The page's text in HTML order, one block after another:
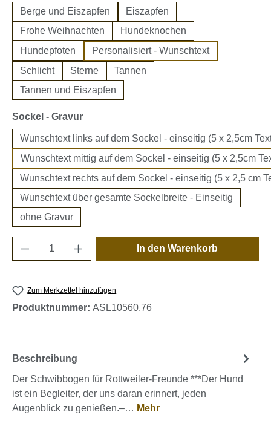
Berge und Eiszapfen
Eiszapfen
Frohe Weihnachten
Hundeknochen
Hundepfoten
Personalisiert - Wunschtext
Schlicht
Sterne
Tannen
Tannen und Eiszapfen
Sockel - Gravurauswählen
Wunschtext links auf dem Sockel - einseitig (5 x 2,5cm
Wunschtext mittig auf dem Sockel - einseitig (5 x 2,5cm
Wunschtext rechts auf dem Sockel - einseitig (5 x 2,5 cm
Wunschtext über gesamte Sockelbreite - Einseitig
ohne Gravur
Produkt Anzahl: Gib den gewünschten
In den Warenkorb
Zum Merkzettel hinzufügen
Produktnummer: ASL10560.76
Beschreibung
Der Schwibbogen für Rottweiler-Freunde ***Der Hund
ist ein Begleiter, der uns daran erinnert, jeden
Augenblick zu genießen.–… Mehr